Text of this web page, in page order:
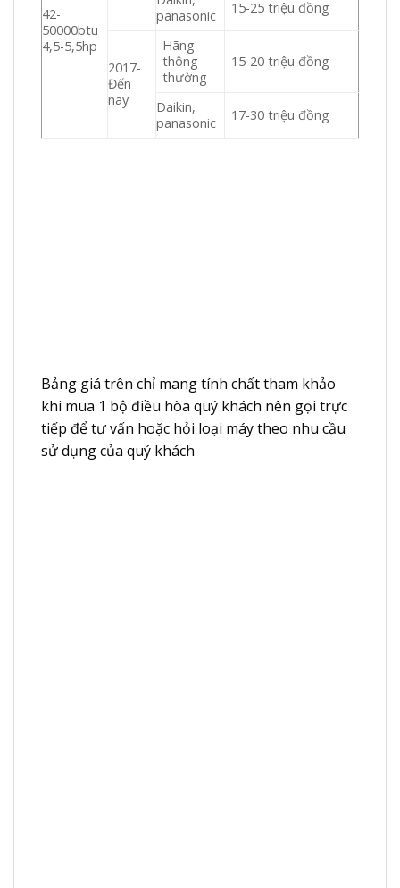
42-
50000btu
4,5-5,5hp
panasonic
15-25 triệu đồng
2017-
Đến
nay
Hãng
thông
thường
15-20 triệu đồng
Daikin,
panasonic
17-30 triệu đồng
Bảng giá trên chỉ mang tính chất tham khảo
khi mua 1 bộ điều hòa quý khách nên gọi trực
tiếp để tư vấn hoặc hỏi loại máy theo nhu cầu
sử dụng của quý khách